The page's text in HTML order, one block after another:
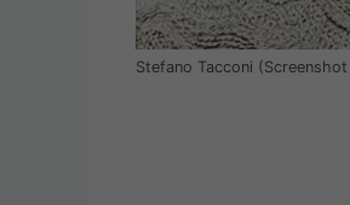
Stefano Tacconi